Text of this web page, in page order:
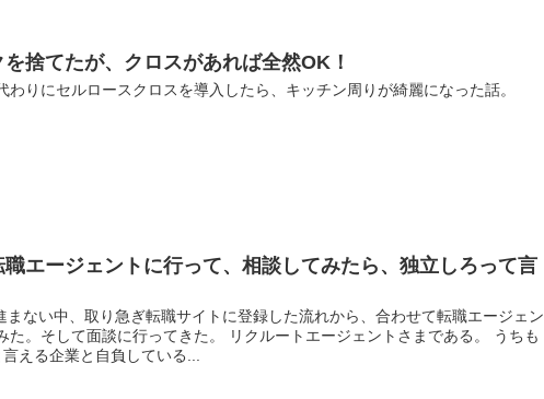
捨てたが、クロスがあれば全然OK！
わりにセルロースクロスを導入したら、キッチン周りが綺麗になった話。
エージェントに行って、相談してみたら、独立しろって言
まない中、取り急ぎ転職サイトに登録した流れから、合わせて転職エージェン
た。そして面談に行ってきた。 リクルートエージェントさまである。 うちも
える企業と自負している...